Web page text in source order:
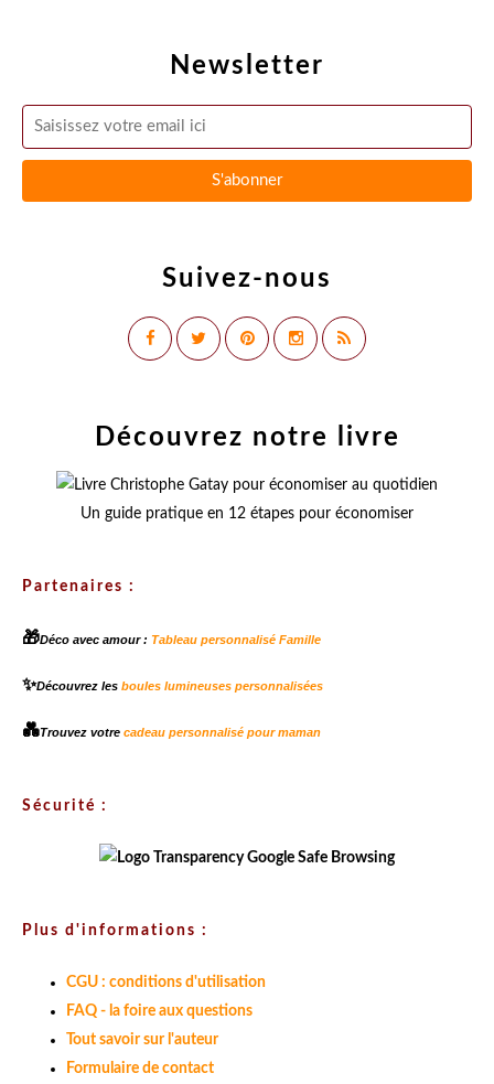
Newsletter
Suivez-nous
Découvrez notre livre
Un guide pratique en 12 étapes pour économiser
Partenaires :
🎁Déco avec amour : Tableau personnalisé Famille
✨Découvrez les boules lumineuses personnalisées
💑Trouvez votre cadeau personnalisé pour maman
Sécurité :
Plus d'informations :
CGU : conditions d'utilisation
FAQ - la foire aux questions
Tout savoir sur l'auteur
Formulaire de contact